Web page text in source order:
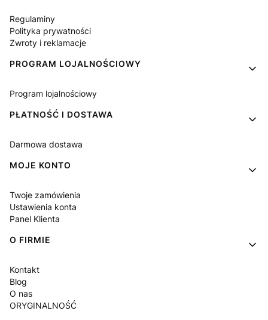
Regulaminy
Polityka prywatności
Zwroty i reklamacje
PROGRAM LOJALNOŚCIOWY
Program lojalnościowy
PŁATNOŚĆ I DOSTAWA
Darmowa dostawa
MOJE KONTO
Twoje zamówienia
Ustawienia konta
Panel Klienta
O FIRMIE
Kontakt
Blog
O nas
ORYGINALNOŚĆ